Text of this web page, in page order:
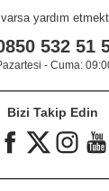
yardım
532 51
- Cuma:
Bizi Takip Edin